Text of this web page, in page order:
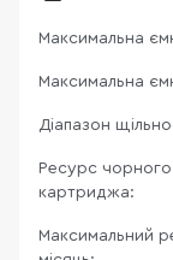
Максимальна
Максимальна
Діапазон
Ресурс чорного
картриджа:
Максимальний